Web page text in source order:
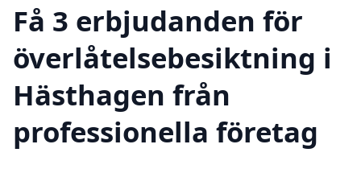
Få 3 erbjudanden för
överlåtelsebesiktning i
Hästhagen från
professionella företag